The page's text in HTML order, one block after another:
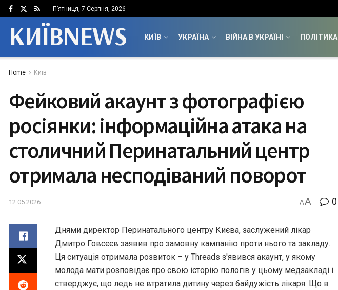
П’ятниця, 7 Серпня, 2026
КИЇВNEWS КИЇВ УКРАЇНА ВІЙНА В УКРАЇНІ ПОЛІТИКА
Home Київ
Фейковий акаунт з фотографією
росіянки: інформаційна атака на
столичний Перинатальний центр
отримала несподіваний поворот
12.05.2026 AA 0
Днями директор Перинатального центру Києва, заслужений лікар
Дмитро Говсєєв заявив про замовну кампанію проти нього та закладу.
Ця ситуація отримала розвиток – у Threads з'явився акаунт, у якому
молода мати розповідає про свою історію пологів у цьому медзакладі і
стверджує, що ледь не втратила дитину через байдужість лікаря. Що в